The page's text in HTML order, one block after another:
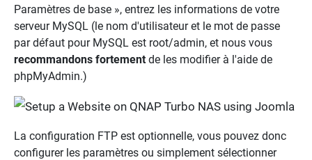
Paramètres de base », entrez les informations de votre
serveur MySQL (le nom d'utilisateur et le mot de passe
par défaut pour MySQL est root/admin, et nous vous
recommandons fortement de les modifier à l'aide de
phpMyAdmin.)
La configuration FTP est optionnelle, vous pouvez donc
configurer les paramètres ou simplement sélectionner